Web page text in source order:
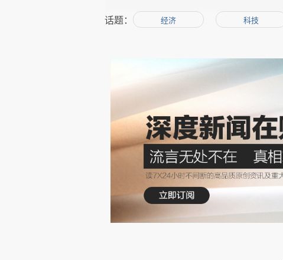
嘘曼联辉煌不再者有之。至少数据能说明
曼联，是英国经营最成功的顶级职业
莫耶斯的前任弗格森爵士执导下夺得，包
队27年之久——如果将他比作一家企业的
普500成份股公司的高管才能比肩；以影
“股神”巴菲特和率领甲骨文的拉里·艾埃里
在企业境况最好的时候，CEO的权力
足球俱乐部或是一家远近闻名的企业，替
作为一家年收入逾6亿美元的纽约上市（跨
以营利为目的的企业。
话题： 经济 科技